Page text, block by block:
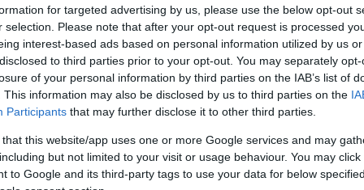
for targeted advertising by us, please use the below opt-out
selection. Please note that after your opt-out request is processed
interest-based ads based on personal information utilized by us
to third parties prior to your opt-out. You may separately
of your personal information by third parties on the IAB’s list of
This information may also be disclosed by us to third parties on the
Participants that may further disclose it to other third parties.
that this website/app uses one or more Google services and may
but not limited to your visit or usage behaviour. You may
to Google and its third-party tags to use your data for below
színésze. Ő az, aki igyekszik estjeivel őrizni a
minőségi színházi ember. Aki őt választja, soha nem
hirtelen a megtörtént sztorik menetét versekkel képes
Egyszemélyes színház ő, édes-búsan, amilyen
műfaji újításért« megkapta a VIDOR